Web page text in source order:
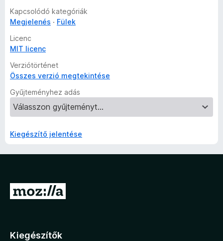
l
é
s
e
Kapcsolódó kategóriák
Megjelenés
Fülek
Licenc
MIT licenc
Verziótörténet
Összes verzió megtekintése
Gyűjteményhez adás
Kiegészítő jelentése
U
á
Kiegészítők